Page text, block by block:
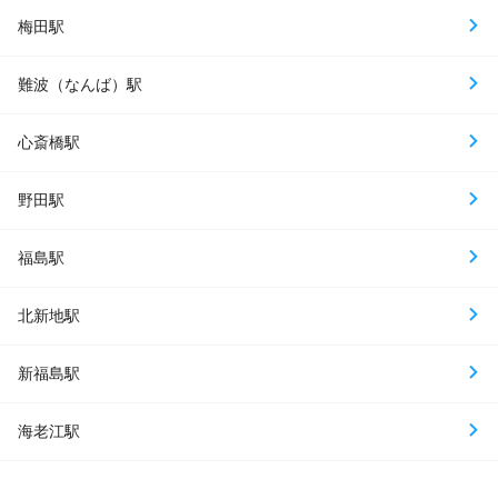
梅田駅
難波（なんば）駅
心斎橋駅
野田駅
福島駅
北新地駅
新福島駅
海老江駅